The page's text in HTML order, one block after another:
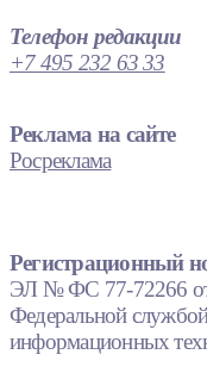
Телефон редакции
+7 495 232 63 33
Реклама на сайте
Росреклама
Регистрационный
ЭЛ № ФС 77-72266 от
Федеральной
информационных